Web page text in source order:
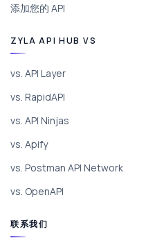
添加您的 API
ZYLA API HUB VS
vs. API Layer
vs. RapidAPI
vs. API Ninjas
vs. Apify
vs. Postman API Network
vs. OpenAPI
联系我们